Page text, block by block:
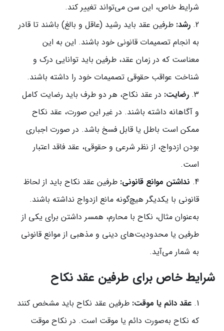
شرایط خاص، این سن می‌تواند تغییر کند.
رشد: طرفین عقد باید رشید (عاقل و بالغ) باشند تا قادر
به انجام تصمیمات قانونی خود باشند. این به این
معناست که در زمان عقد، طرفین باید توانایی درک و
شناخت عواقب حقوقی تصمیمات خود را داشته باشند.
رضایت: در عقد نکاح، هر دو طرف باید رضایت کامل
و آگاهانه داشته باشند. در غیر این صورت، عقد نکاح
ممکن است باطل یا قابل فسخ باشد. در صورت اجباری
بودن ازدواج، از نظر شرعی و حقوقی، عقد فاقد اعتبار
است.
نداشتن موانع قانونی: طرفین عقد نکاح باید از لحاظ
قانونی با یکدیگر هیچ‌گونه مانع ازدواج نداشته باشند.
به‌عنوان مثال، نکاح با محارم، همسر داشتن برای یکی از
طرفین یا محدودیت‌های دینی و مذهبی از موانع قانونی
به شمار می‌آید.
شرایط خاص برای طرفین عقد نکاح
عقد دائم یا موقت: طرفین عقد نکاح باید مشخص کنند
که نکاح به‌صورت دائم یا موقت است. در نکاح موقت